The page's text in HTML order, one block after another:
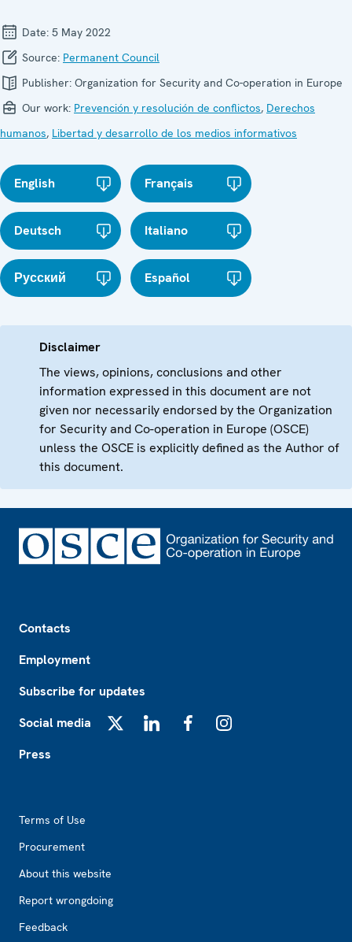
Date: 5 May 2022
Source: Permanent Council
Publisher: Organization for Security and Co-operation in Europe
Our work: Prevención y resolución de conflictos, Derechos
humanos, Libertad y desarrollo de los medios informativos
English Français
Deutsch Italiano
Русский Español
Disclaimer
The views, opinions, conclusions and other
information expressed in this document are not
given nor necessarily endorsed by the Organization
for Security and Co-operation in Europe (OSCE)
unless the OSCE is explicitly defined as the Author of
this document.
Contacts
Employment
Subscribe for updates
Social media
Press
Terms of Use
Procurement
About this website
Report wrongdoing
Feedback